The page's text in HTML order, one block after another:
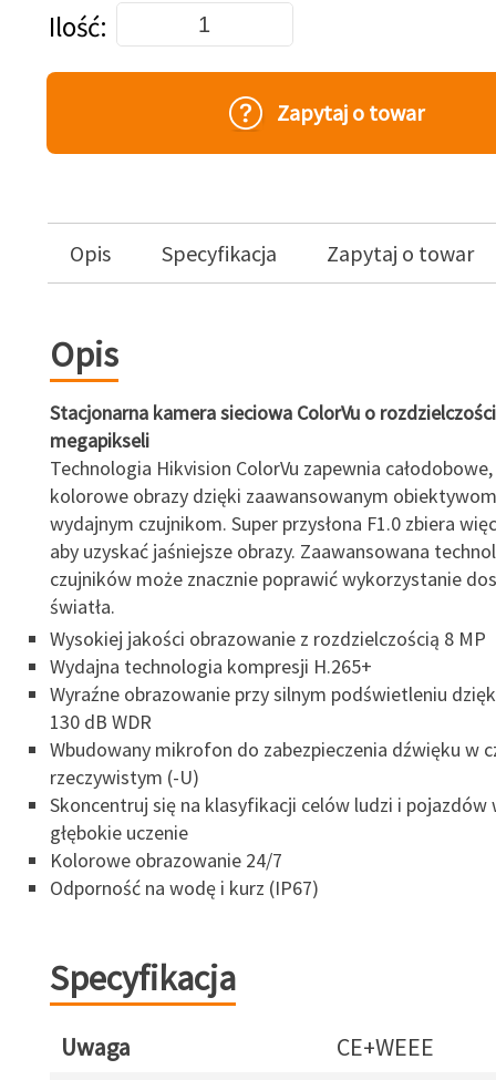
Dodaj do koszyka
Ilość
Zapytaj o towar
Opis Specyfikacja Zapytaj o towar
Opis
Stacjonarna kamera sieciowa ColorVu o
megapikseli
Technologia Hikvision ColorVu zapewnia
kolorowe obrazy dzięki zaawansowanym
wydajnym czujnikom. Super przysłona F1.0 zbiera
aby uzyskać jaśniejsze obrazy. Zaawansowana
czujników może znacznie poprawić wykorzystanie
światła.
Wysokiej jakości obrazowanie z rozdzielczością 8 MP
Wydajna technologia kompresji H.265+
Wyraźne obrazowanie przy silnym podświetleniu
130 dB WDR
Wbudowany mikrofon do zabezpieczenia dźwięku w
rzeczywistym (-U)
Skoncentruj się na klasyfikacji celów ludzi i pojazdów
głębokie uczenie
Kolorowe obrazowanie 24/7
Odporność na wodę i kurz (IP67)
Specyfikacja
Uwaga
CE+WEEE